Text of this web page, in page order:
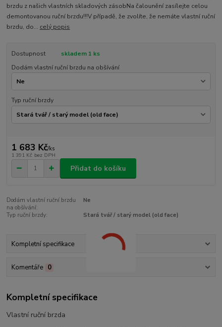
brzdu z našich vlastních skladových zásobNa čalounění zasílejte celou
demontovanou ruční brzdu!!!V případě, že zvolíte, že nemáte vlastní ruční
brzdu, do... celý popis
Dostupnost
skladem 1 ks
Dodám vlastní ruční brzdu na obšívání
Typ ruční brzdy
1 683 Kč/ks
1 391 Kč bez DPH
Přidat do košíku
Dodám vlastní ruční brzdu
na obšívání:
Ne
Typ ruční brzdy:
Stará tvář / starý model (old face)
Kompletní specifikace
Komentáře 0
Kompletní specifikace
Vlastní ruční brzda